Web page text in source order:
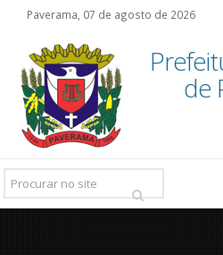
Paverama, 07 de agosto de 2026
de
Pesquisar: